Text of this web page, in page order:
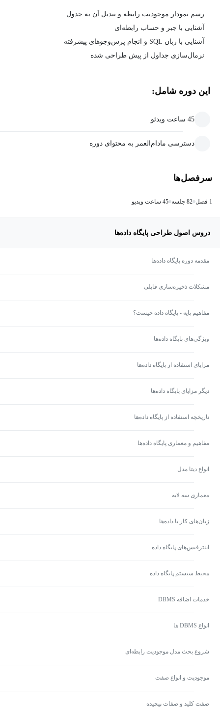
رسم نمودار موجودیت رابطه و تبدیل آن به جدول
آشنایی با جبر و حساب رابطه‌ای
آشنایی با زبان SQL و انجام پرس‌وجوهای پیشرفته
نرمال‌سازی جداول از پیش طراحی شده
این دوره شامل:
45 ساعت ویدئو
دسترسی مادام‌العمر به محتوای دوره
سرفصل‌ها
1 فصل 82 جلسه 45 ساعت ویدیو
دروس اصول طراحی پایگاه داده‌ها
مقدمه دوره پایگاه داده‌ها
مشکلات ذخیره‌سازی فایلی
مفاهیم پایه - پایگاه داده چیست؟
ویژگی‌های پایگاه داده‌ها
مزایای استفاده از پایگاه داده‌ها
دیگر مزایای پایگاه داده‌ها
تاریخچه استفاده از پایگاه داده‌ها
مفاهیم و معماری پایگاه داده‌ها
انواع دیتا مدل
معماری سه لایه
زبان‌های کار با داده‌ها
اینترفیس‌های پایگاه داده
محیط سیستم پایگاه داده
خدمات اضافه DBMS
انواع DBMS ها
شروع بحث مدل موجودیت رابطه‌ای
موجودیت و انواع صفت
صفت کلید و صفات پیچیده